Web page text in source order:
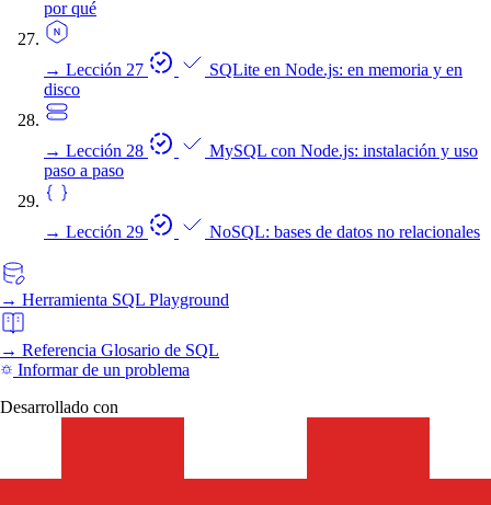
por qué
→ Lección 27
SQLite en Node.js: en memoria y en
disco
→ Lección 28
MySQL con Node.js: instalación y uso
paso a paso
→ Lección 29 NoSQL: bases de datos no relacionales
→ Herramienta SQL Playground
→ Referencia Glosario de SQL
Informar de un problema
Desarrollado con